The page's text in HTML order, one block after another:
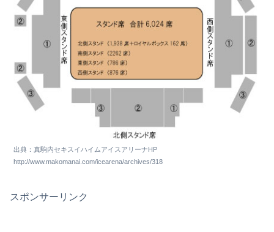
出典：真駒内セキスイハイムアイスアリーナHP
http://www.makomanai.com/icearena/archives/318
スポンサーリンク